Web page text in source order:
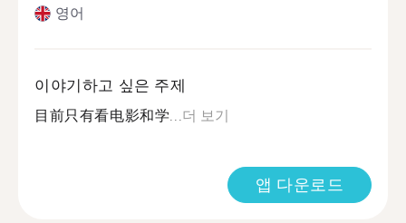
영어
이야기하고 싶은 주제
目前只有看电影和学...더 보기
앱 다운로드